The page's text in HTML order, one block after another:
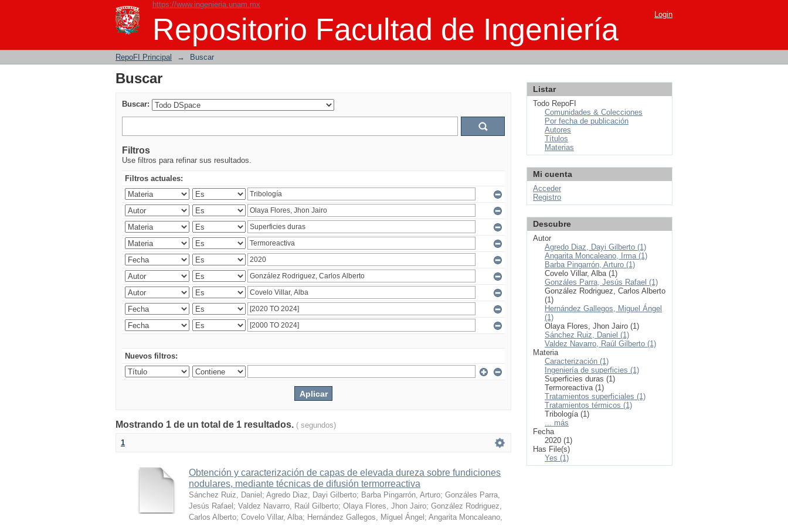
https://www.ingenieria.unam.mx
Repositorio Facultad de Ingeniería
Buscar Login
RepoFI Principal → Buscar
Buscar
Buscar:
Filtros
Use filtros para refinar sus resultados.
Filtros actuales:
Nuevos filtros:
Mostrando 1 de un total de 1 resultados. ( segundos)
1
Obtención y caracterización de capas de elevada dureza sobre fundiciones
nodulares, mediante técnicas de difusión termorreactiva
Sánchez Ruiz, Daniel ; Agredo Diaz, Dayi Gilberto; Barba Pingarrón, Arturo; Gonzáles Parra,
Jesús Rafael ; Valdez Navarro, Raúl Gilberto; Olaya Flores, Jhon Jairo; González Rodriguez,
Carlos Alberto; Covelo Villar, Alba; Hernández Gallegos, Miguel Ángel ; Angarita Moncaleano,
Listar
Todo RepoFI
Comunidades & Colecciones
Por fecha de publicación
Autores
Títulos
Materias
Mi cuenta
Acceder
Registro
Descubre
Autor
Agredo Diaz, Dayi Gilberto (1)
Angarita Moncaleano, Irma (1)
Barba Pingarrón, Arturo (1)
Covelo Villar, Alba (1)
Gonzáles Parra, Jesús Rafael (1)
González Rodriguez, Carlos Alberto
(1)
Hernández Gallegos, Miguel Ángel
(1)
Olaya Flores, Jhon Jairo (1)
Sánchez Ruiz, Daniel (1)
Valdez Navarro, Raúl Gilberto (1)
Materia
Caracterización (1)
Ingeniería de superficies (1)
Superficies duras (1)
Termoreactiva (1)
Tratamientos superficiales (1)
Tratamientos térmicos (1)
Tribología (1)
... más
Fecha
2020 (1)
Has File(s)
Yes (1)